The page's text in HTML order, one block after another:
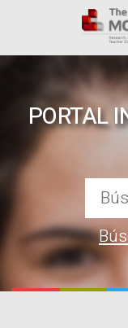
PORTAL